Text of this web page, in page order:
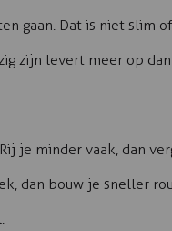
gaan. Dat is niet slim
zijn levert meer op
je minder vaak, dan
dan bouw je sneller